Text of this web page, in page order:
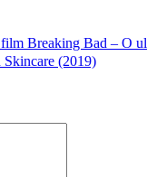
Breaking Bad – O
Skincare (2019)